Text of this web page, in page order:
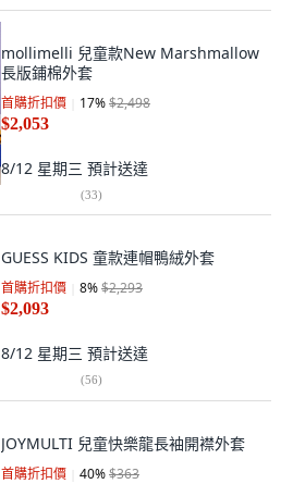
mollimelli 兒童款New Marshmallow
長版鋪棉外套
首購折扣價 17%$2,498
$2,053
8/12 星期三 預計送達
(33)
GUESS KIDS 童款連帽鴨絨外套
首購折扣價 8%$2,293
$2,093
8/12 星期三 預計送達
(56)
JOYMULTI 兒童快樂龍長袖開襟外套
首購折扣價 40%$363